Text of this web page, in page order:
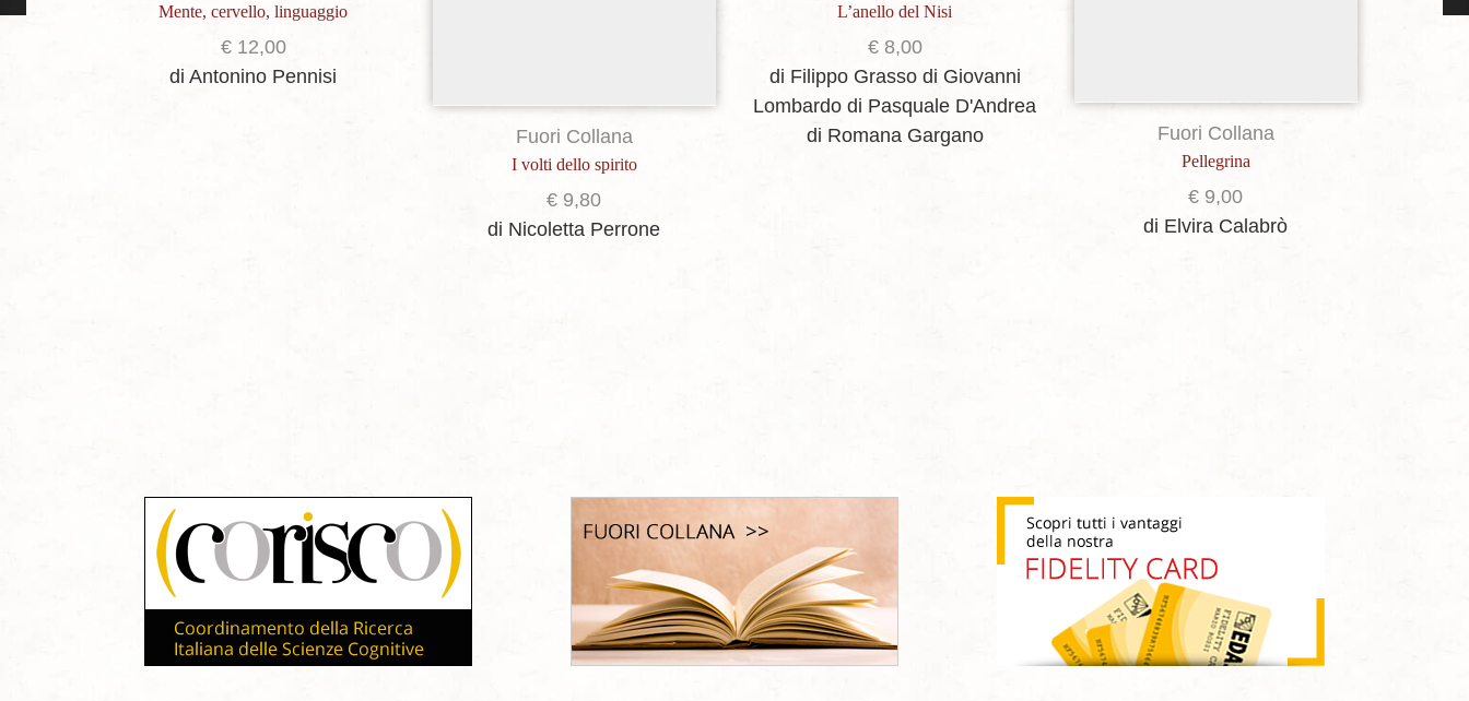
Mente, cervello, linguaggio
€12,00
di Antonino Pennisi
Fuori Collana
I volti dello spirito
€ 9,80
di Nicoletta Perrone
L’anello del Nisi
€8,00
di Filippo Grasso di Giovanni
Lombardo di Pasquale D'Andrea
di Romana Gargano
Fuori Collana
Pellegrina
€ 9,00
di Elvira Calabrò
Il